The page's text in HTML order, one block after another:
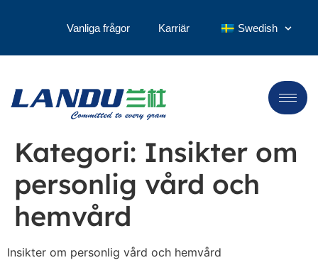
Vanliga frågor Karriär Swedish
Kategori: Insikter om
personlig vård och
hemvård
Insikter om personlig vård och hemvård